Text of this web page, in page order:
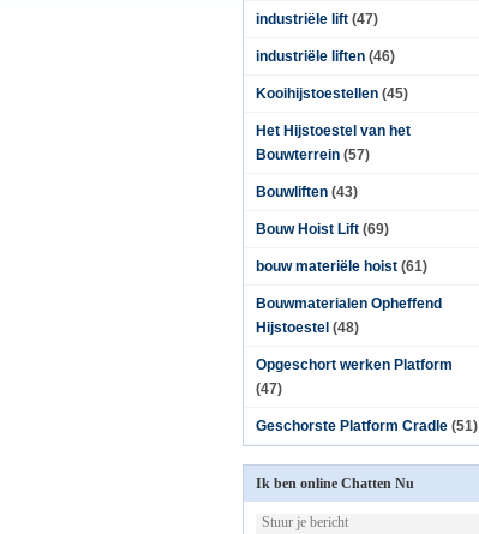
industriële lift (47)
industriële liften (46)
Kooihijstoestellen (45)
Het Hijstoestel van het
Bouwterrein (57)
Bouwliften (43)
Bouw Hoist Lift (69)
bouw materiële hoist (61)
Bouwmaterialen Opheffend
Hijstoestel (48)
Opgeschort werken Platform
(47)
Geschorste Platform Cradle (51)
Ik ben online Chatten Nu